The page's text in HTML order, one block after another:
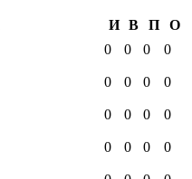
И В П
О
0 0 0 0
0 0 0 0
0 0 0 0
0 0 0 0